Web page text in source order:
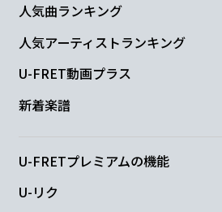
人気曲ランキング
人気アーティストランキング
U-FRET動画プラス
新着楽譜
U-FRETプレミアムの機能
U-リク